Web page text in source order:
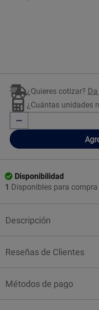
¿Quieres cotizar?
¿Cuántas unidades
Disponibilidad
1 Disponibles para compra
Descripción
Reseñas de Clientes
Métodos de pago